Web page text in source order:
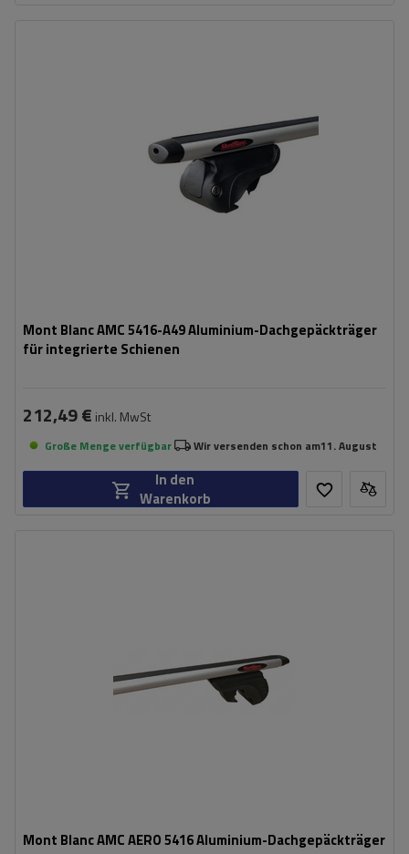
Mont Blanc AMC 5416-A49 Aluminium-Dachgepäckträger
für integrierte Schienen
212,49 € inkl. MwSt
Große Menge verfügbar Wir versenden schon am11. August
In den
Warenkorb
Mont Blanc AMC AERO 5416 Aluminium-Dachgepäckträger